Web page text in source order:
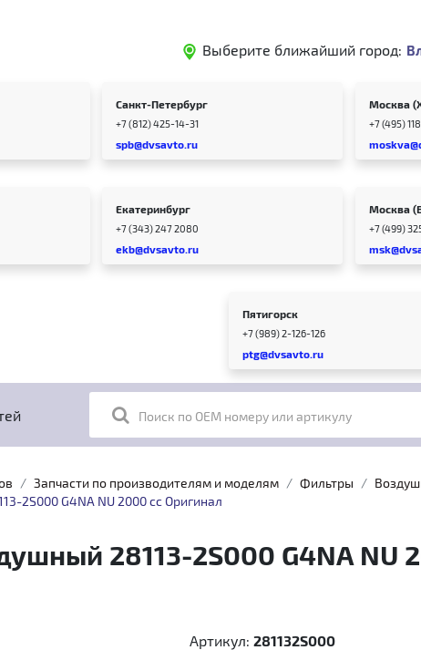
Выберите ближайший город:
Санкт-Петербург
+7 (812) 425-14-31
spb@dvsavto.ru
Москва
+7 (495)
Екатеринбург
+7 (343) 247 2080
ekb@dvsavto.ru
Москва
+7 (499)
Пятигорск
+7 (989) 2-126-126
ptg@dvsavto.ru
Поиск по OEM номеру или артикулу
Запчасти по производителям и моделям Фильтры
2S000 G4NA NU 2000 cc Оригинал
28113-2S000 G4NA NU
Артикул: 281132S000